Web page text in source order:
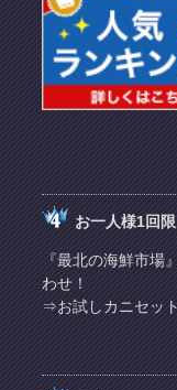
お一人様1回限
『最北の海鮮市場
わせ！
⇒お試しカニセッ